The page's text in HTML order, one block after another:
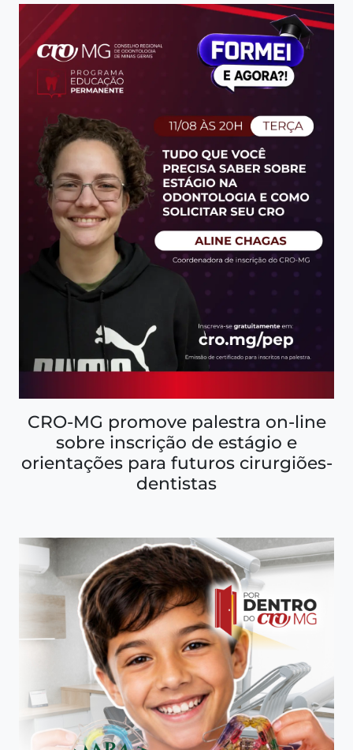
CRO-MG promove palestra on-line
sobre inscrição de estágio e
orientações para futuros cirurgiões-
dentistas